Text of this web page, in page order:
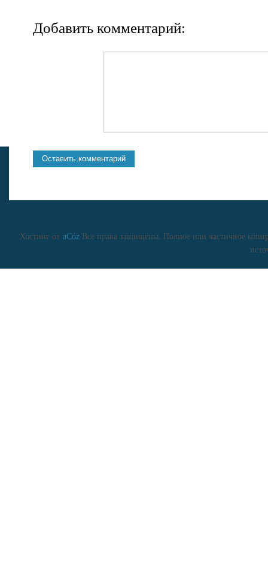
Добавить комментарий:
Хостинг от uCozВсе права защищены. Полное или частичное